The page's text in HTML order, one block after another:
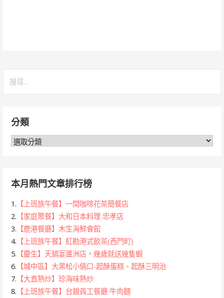
字:分類
分
本月熱門文章排行榜
1. 【上班族午餐】一間咖啡花茶簡餐店
2. 【家庭聚餐】大和日本料理 忠孝店
3. 【鹿港餐廳】木生海鮮會館
4. 【上班族午餐】紅勘港式飲茶(西門町)
5. 【慶生】天鍋宴蘆洲店，幾歲就送幾隻蝦
6. 【城中區】大黑松小倆口-起酥蛋糕、起酥三明治
7. 【大直熱炒】珍海味熱炒
8. 【上班族午餐】台銀員工餐廳 牛肉麵